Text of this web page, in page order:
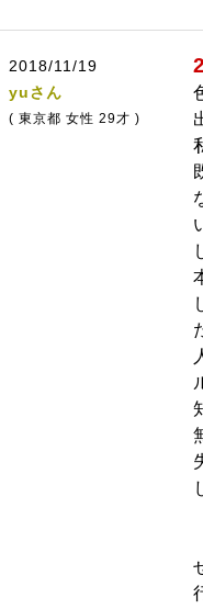
2018/11/19
yuさん
( 東京都 女性 29才 )